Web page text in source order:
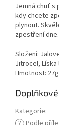
Jemná chuť s
kdy chcete
plynout.
zpestření dne.
Složení:
Jitrocel,
Hmotnost:
Kategorie: